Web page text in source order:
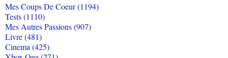
Mes Coups De Coeur (1194)
Tests (1110)
Mes Autres Passions (907)
Livre (481)
Cinema (425)